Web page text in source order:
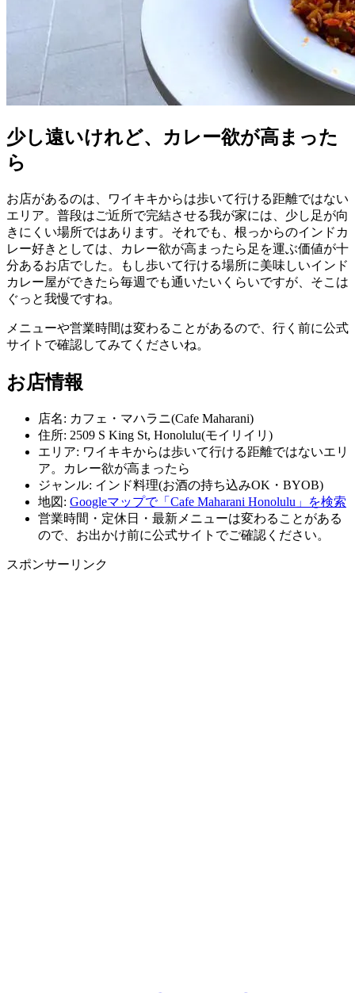
少し遠いけれど、カレー欲が高まった
ら
お店があるのは、ワイキキからは歩いて行ける距離ではない
エリア。普段はご近所で完結させる我が家には、少し足が向
きにくい場所ではあります。それでも、根っからのインドカ
レー好きとしては、カレー欲が高まったら足を運ぶ価値が十
分あるお店でした。もし歩いて行ける場所に美味しいインド
カレー屋ができたら毎週でも通いたいくらいですが、そこは
ぐっと我慢ですね。
メニューや営業時間は変わることがあるので、行く前に公式
サイトで確認してみてくださいね。
お店情報
店名: カフェ・マハラニ(Cafe Maharani)
住所: 2509 S King St, Honolulu(モイリイリ)
エリア: ワイキキからは歩いて行ける距離ではないエリ
ア。カレー欲が高まったら
ジャンル: インド料理(お酒の持ち込みOK・BYOB)
地図: Googleマップで「Cafe Maharani Honolulu」を検索
営業時間・定休日・最新メニューは変わることがある
ので、お出かけ前に公式サイトでご確認ください。
スポンサーリンク